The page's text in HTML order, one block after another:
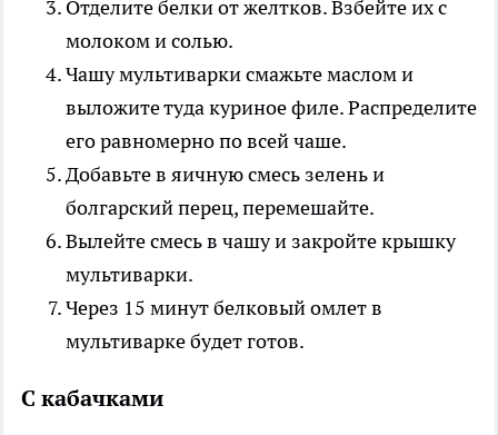
Отделите белки от желтков. Взбейте их с
молоком и солью.
Чашу мультиварки смажьте маслом и
выложите туда куриное филе. Распределите
его равномерно по всей чаше.
Добавьте в яичную смесь зелень и
болгарский перец, перемешайте.
Вылейте смесь в чашу и закройте крышку
мультиварки.
Через 15 минут белковый омлет в
мультиварке будет готов.
С кабачками